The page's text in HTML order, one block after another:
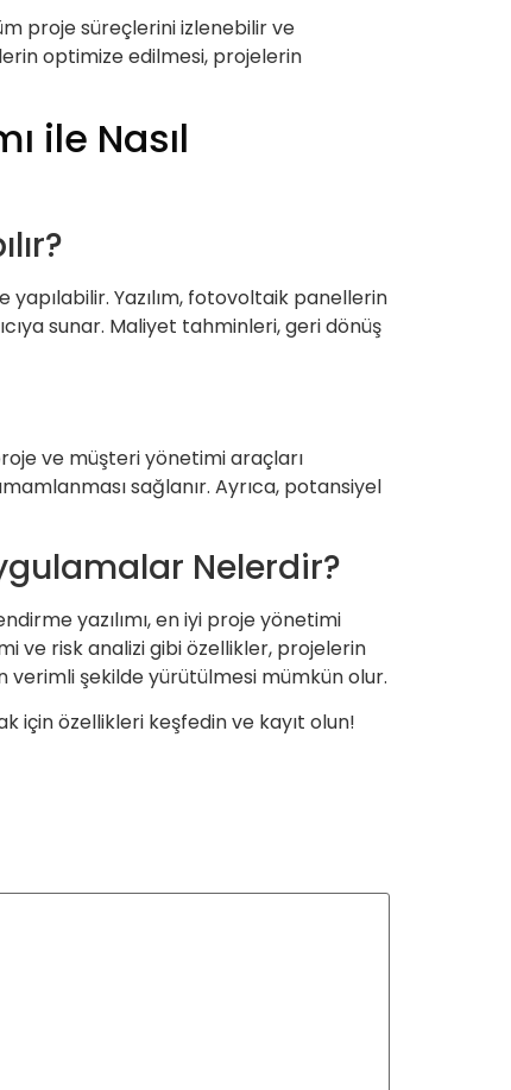
proje süreçlerini izlenebilir ve
optimize edilmesi, projelerin
ile Nasıl
yapılabilir. Yazılım, fotovoltaik panellerin
sunar. Maliyet tahminleri, geri dönüş
ve müşteri yönetimi araçları
sağlanır. Ayrıca, potansiyel
Nelerdir?
yazılımı, en iyi proje yönetimi
ve risk analizi gibi özellikler, projelerin
verimli şekilde yürütülmesi mümkün olur.
için özellikleri keşfedin ve kayıt olun!